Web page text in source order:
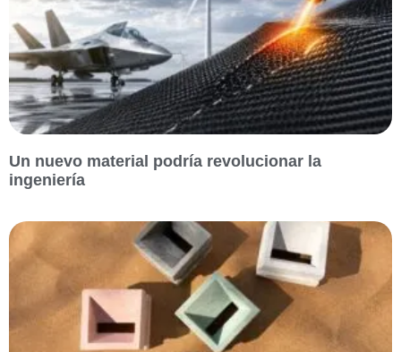
Un nuevo material podría revolucionar la
ingeniería